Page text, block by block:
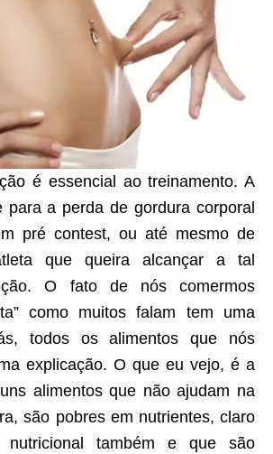
é essencial ao treinamento. A
a perda de gordura corporal
pré contest, ou até mesmo de
que queira alcançar a tal
O fato de nós comermos
como muitos falam tem uma
todos os alimentos que nós
explicação. O que eu vejo, é a
alimentos que não ajudam na
são pobres em nutrientes, claro
também e que são